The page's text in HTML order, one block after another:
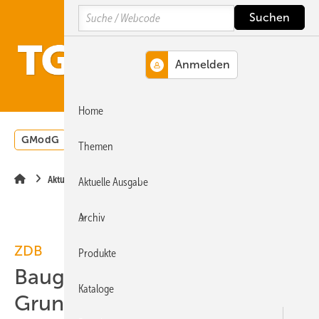
Hauptinhalt
Hauptmenü
SiteSearch
GModG Wärmepumpe
Aktuelle Meldung
ZDB
Baugewerbe fordert
Grundgesetzänderung
Search
Home
Themen
Aktuelle Ausgabe
Archiv
Produkte
Kataloge